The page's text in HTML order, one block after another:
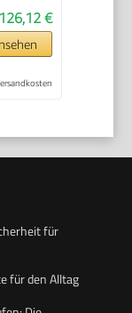
126,12 €
für
für den Alltag